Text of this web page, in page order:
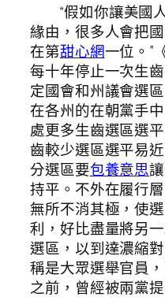
“假如你讓美國
緣由，很多人會把
在第甜心網一位。”
每十年停止一次生
定國會和州議會選
在各州的在朝黨手
處更多生齒選區選
齒較少選區選平易
分選區要包養意思
持平。不外在履行
無所不消其極，使
利，好比盡量將另
選區，以到達濃縮
稱是大眾選舉官員
之前，曾經被兩黨提